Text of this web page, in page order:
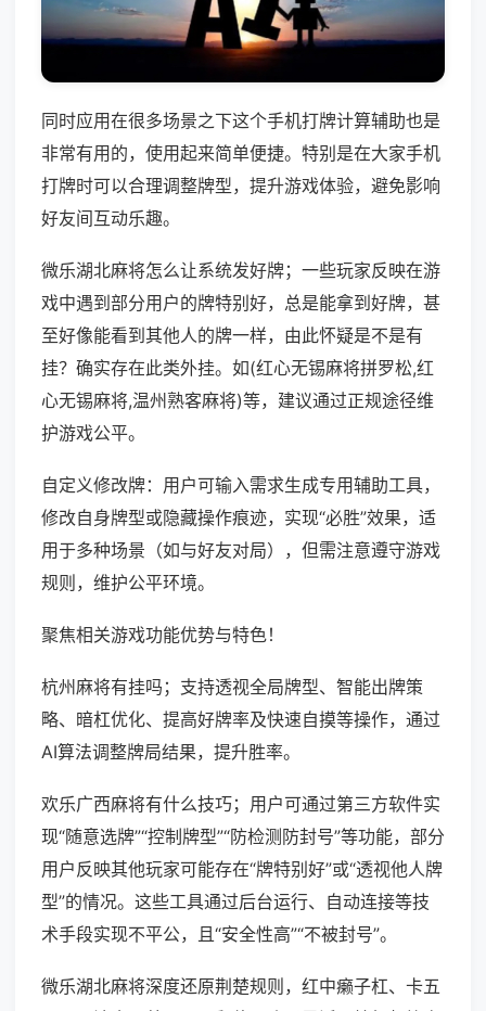
同时应用在很多场景之下这个手机打牌计算辅助也是
非常有用的，使用起来简单便捷。特别是在大家手机
打牌时可以合理调整牌型，提升游戏体验，避免影响
好友间互动乐趣。
微乐湖北麻将怎么让系统发好牌；一些玩家反映在游
戏中遇到部分用户的牌特别好，总是能拿到好牌，甚
至好像能看到其他人的牌一样，由此怀疑是不是有
挂？确实存在此类外挂。如(红心无锡麻将拼罗松,红
心无锡麻将,温州熟客麻将)等，建议通过正规途径维
护游戏公平。
自定义修改牌：用户可输入需求生成专用辅助工具，
修改自身牌型或隐藏操作痕迹，实现“必胜”效果，适
用于多种场景（如与好友对局），但需注意遵守游戏
规则，维护公平环境。
聚焦相关游戏功能优势与特色！
杭州麻将有挂吗；支持透视全局牌型、智能出牌策
略、暗杠优化、提高好牌率及快速自摸等操作，通过
AI算法调整牌局结果，提升胜率。
欢乐广西麻将有什么技巧；用户可通过第三方软件实
现“随意选牌”“控制牌型”“防检测防封号”等功能，部分
用户反映其他玩家可能存在“牌特别好”或“透视他人牌
型”的情况。这些工具通过后台运行、自动连接等技
术手段实现不平公，且“安全性高”“不被封号”。
微乐湖北麻将深度还原荆楚规则，红中癞子杠、卡五